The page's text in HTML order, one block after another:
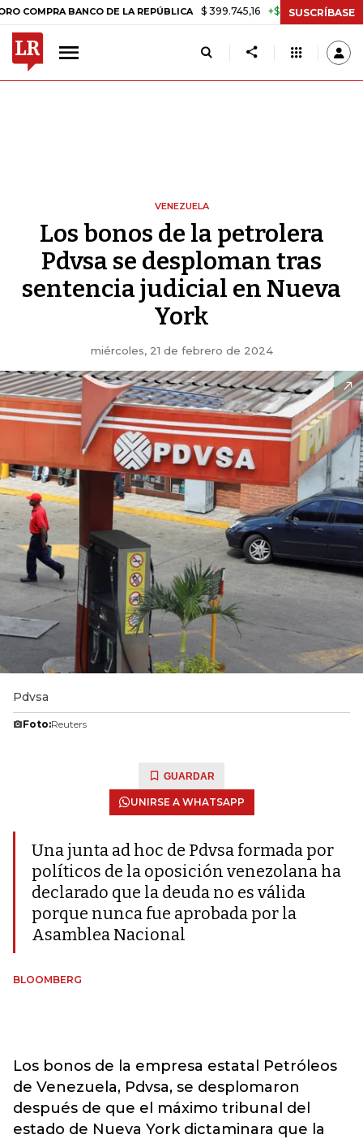
BANCO DE LA REPÚBLICA $ 399.745,16 +$ 2.295,71 +0,58%
SUSCRÍBASE
VENEZUELA
Los bonos de la petrolera
Pdvsa se desploman tras
sentencia judicial en Nueva
York
miércoles, 21 de febrero de 2024
Pdvsa
Foto:Reuters
GUARDAR
UNIRSE A WHATSAPP
Una junta ad hoc de Pdvsa formada por
políticos de la oposición venezolana ha
declarado que la deuda no es válida
porque nunca fue aprobada por la
Asamblea Nacional
BLOOMBERG
Los bonos de la empresa estatal Petróleos
de Venezuela, Pdvsa, se desplomaron
después de que el máximo tribunal del
estado de Nueva York dictaminara que la